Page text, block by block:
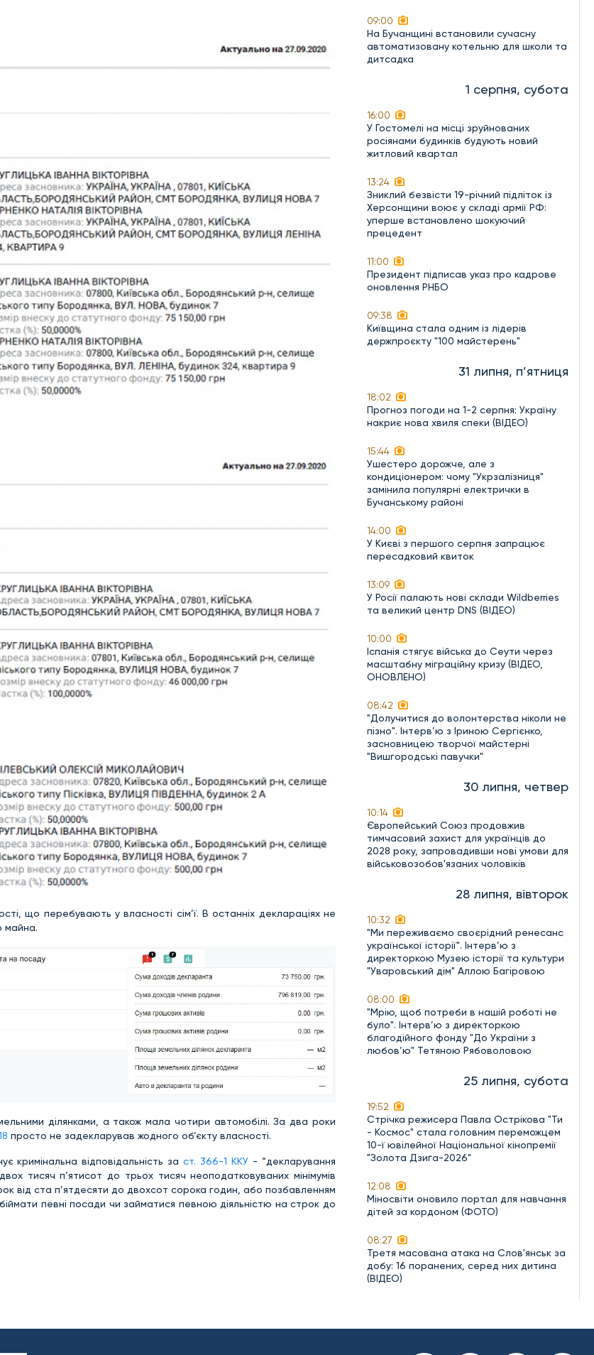
що перебувають у власності сім’ї. В останніх деклараціях не
майна.
ділянками, а також мала чотири автомобілі. За два роки
просто не задекларував жодного об’єкту власності.
кримінальна відповідальність заст. 366-1 ККУ - “декларування
тисяч п’ятисот до трьох тисяч неоподатковуваних мінімумів
від ста п’ятдесяти до двохсот сорока годин, або позбавленням
певні посади чи займатися певною діяльністю на строк до
09:00
На Бучанщині встановили сучасну
автоматизовану котельню для школи та
дитсадка
1 серпня, субота
16:00
У Гостомелі на місці зруйнованих
росіянами будинків будують новий
житловий квартал
13:24
Зниклий безвісти 19-річний підліток із
Херсонщини воює у складі армії РФ:
уперше встановлено шокуючий
прецедент
11:00
Президент підписав указ про кадрове
оновлення РНБО
09:38
Київщина стала одним із лідерів
держпроєкту "100 майстерень"
31 липня, п’ятниця
18:02
Прогноз погоди на 1-2 серпня: Україну
накриє нова хвиля спеки (ВІДЕО)
15:44
Ушестеро дорожче, але з
кондиціонером: чому "Укрзалізниця"
замінила популярні електрички в
Бучанському районі
14:00
У Києві з першого серпня запрацює
пересадковий квиток
13:09
У Росії палають нові склади Wildberries
та великий центр DNS (ВІДЕО)
10:00
Іспанія стягує війська до Сеути через
масштабну міграційну кризу (ВІДЕО,
ОНОВЛЕНО)
08:42
"Долучитися до волонтерства ніколи не
пізно". Інтерв’ю з Іриною Сергієнко,
засновницею творчої майстерні
"Вишгородські павучки"
30 липня, четвер
10:14
Європейський Союз продовжив
тимчасовий захист для українців до
2028 року, запровадивши нові умови для
військовозобов'язаних чоловіків
28 липня, вівторок
10:32
"Ми переживаємо своєрідний ренесанс
української історії". Інтерв’ю з
директоркою Музею історії та культури
"Уваровський дім" Аллою Багіровою
08:00
"Мрію, щоб потреби в нашій роботі не
було". Інтерв’ю з директоркою
благодійного фонду "До України з
любов’ю" Тетяною Рябоволовою
25 липня, субота
19:52
Стрічка режисера Павла Острікова "Ти
- Космос" стала головним переможцем
10-ї ювілейної Національної кінопремії
"Золота Дзиґа-2026"
12:08
Міносвіти оновило портал для навчання
дітей за кордоном (ФОТО)
08:27
Третя масована атака на Слов'янськ за
добу: 16 поранених, серед них дитина
(ВІДЕО)